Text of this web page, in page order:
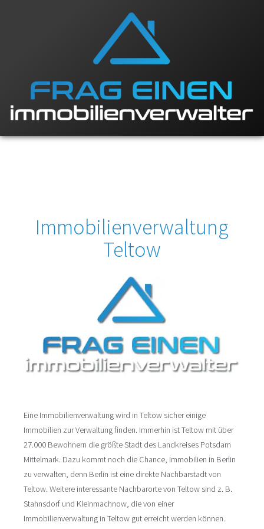
Immobilienverwaltung
Teltow
Eine Immobilienverwaltung wird in Teltow sicher einige
Immobilien zur Verwaltung finden. Immerhin ist Teltow mit über
27.000 Bewohnern die größte Stadt des Landkreises Potsdam
Mittelmark. Dazu kommt noch die Chance, Immobilien in Berlin
zu verwalten, denn Berlin ist eine direkte Nachbarstadt von
Teltow. Weitere interessante Nachbarorte von Teltow sind z. B.
Stahnsdorf und Kleinmachnow, die von einer
Immobilienverwaltung in Teltow gut erreicht werden können.